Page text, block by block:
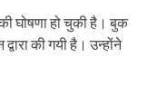
घोषणा हो चुकी है। बुक
की गयी है। उन्होंने